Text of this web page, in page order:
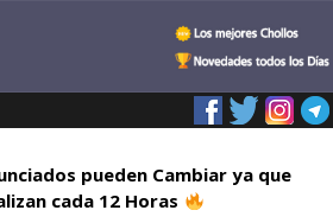
pueden Cambiar ya que
cada 12 Horas